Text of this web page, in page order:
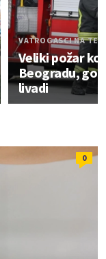
VATROGASCI NA
Veliki požar
Beogradu,
livadi
0